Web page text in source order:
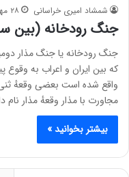
شمشاد امیری خراسانی ۲۸ مهر ۱۳۹۱
جنگ رودخانه (بین
جنگ رودخانه یا جنگ مذار
که بین ایران و اعراب به
واقع شده است بعضی وقعهٔ
مجاورت با مذار وقعهٔ مذار نام
بیشتر بخوانید »